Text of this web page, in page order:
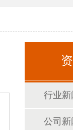
行业新
公司新